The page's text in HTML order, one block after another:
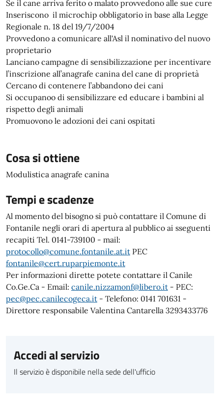
Se il cane arriva ferito o malato provvedono alle sue cure
Inseriscono il microchip obbligatorio in base alla Legge
Regionale n. 18 del 19/7/2004
Provvedono a comunicare all'Asl il nominativo del nuovo
proprietario
Lanciano campagne di sensibilizzazione per incentivare
l’inscrizione all’anagrafe canina del cane di proprietà
Cercano di contenere l’abbandono dei cani
Si occupanoo di sensibilizzare ed educare i bambini al
rispetto degli animali
Promuovono le adozioni dei cani ospitati
Cosa si ottiene
Modulistica anagrafe canina
Tempi e scadenze
Al momento del bisogno si può contattare il Comune di
Fontanile negli orari di apertura al pubblico ai sseguenti
recapiti Tel. 0141-739100 - mail:
protocollo@comune.fontanile.at.it PEC
fontanile@cert.ruparpiemonte.it
Per informazioni dirette potete contattare il Canile
Co.Ge.Ca - Email: canile.nizzamonf@libero.it - PEC:
pec@pec.canilecogeca.it - Telefono: 0141 701631 -
Direttore responsabile Valentina Cantarella 3293433776
Accedi al servizio
Il servizio è disponibile nella sede dell'ufficio